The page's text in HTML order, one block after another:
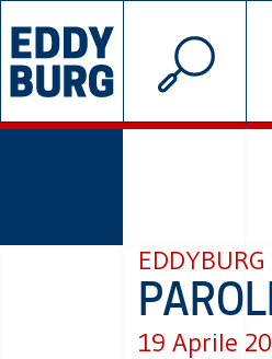
INIZIATIVE
© 2026
EDDYBURG
19 Aprile